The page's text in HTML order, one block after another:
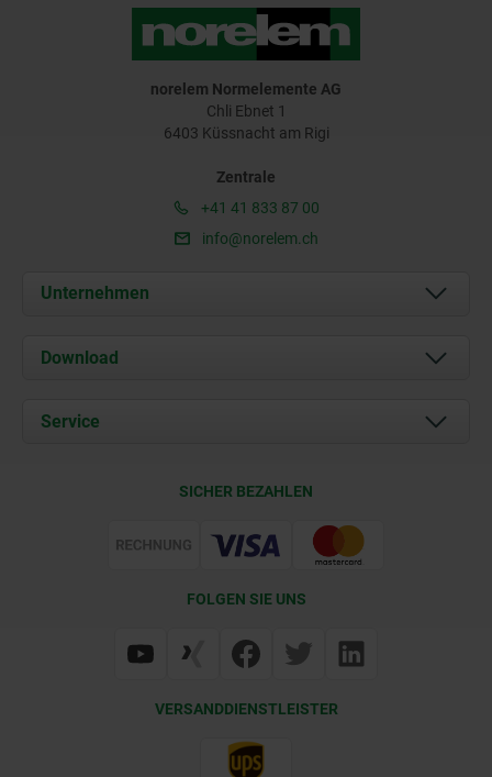
norelem Normelemente AG
Chli Ebnet 1
6403 Küssnacht am Rigi
Zentrale
+41 41 833 87 00
info@norelem.ch
Unternehmen
Über uns
Kontakt
Download
Service
SICHER BEZAHLEN
FOLGEN SIE UNS
VERSANDDIENSTLEISTER